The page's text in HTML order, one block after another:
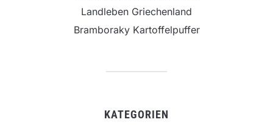
Landleben Griechenland
Bramboraky Kartoffelpuffer
KATEGORIEN